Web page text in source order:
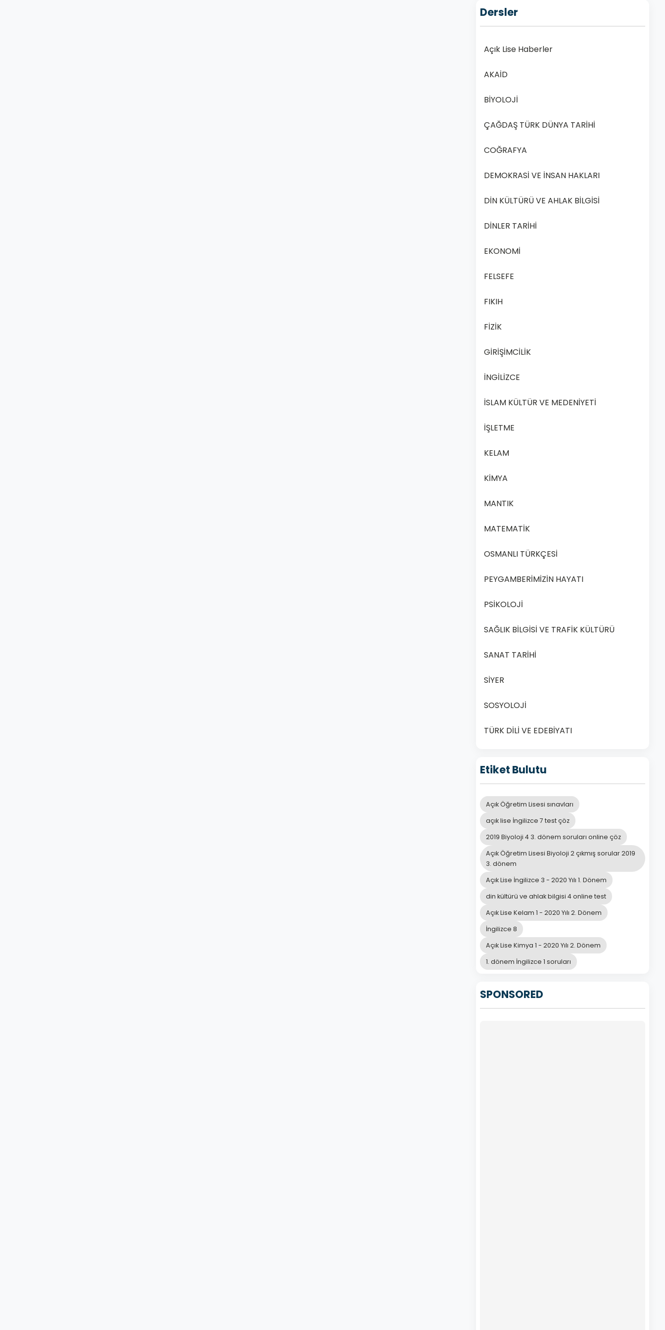
Dersler
Açık Lise Haberler
AKAİD
BİYOLOJİ
ÇAĞDAŞ TÜRK DÜNYA TARİHİ
COĞRAFYA
DEMOKRASİ VE İNSAN HAKLARI
DİN KÜLTÜRÜ VE AHLAK BİLGİSİ
DİNLER TARİHİ
EKONOMİ
FELSEFE
FIKIH
FİZİK
GİRİŞİMCİLİK
İNGİLİZCE
İSLAM KÜLTÜR VE MEDENİYETİ
İŞLETME
KELAM
KİMYA
MANTIK
MATEMATİK
OSMANLI TÜRKÇESİ
PEYGAMBERİMİZİN HAYATI
PSİKOLOJİ
SAĞLIK BİLGİSİ VE TRAFİK KÜLTÜRÜ
SANAT TARİHİ
SİYER
SOSYOLOJİ
TÜRK DİLİ VE EDEBİYATI
Etiket Bulutu
Açık Öğretim Lisesi sınavları
açık lise İngilizce 7 test çöz
2019 Biyoloji 4 3. dönem soruları online çöz
Açık Öğretim Lisesi Biyoloji 2 çıkmış sorular 2019
3. dönem
Açık Lise İngilizce 3 - 2020 Yılı 1. Dönem
din kültürü ve ahlak bilgisi 4 online test
Açık Lise Kelam 1 - 2020 Yılı 2. Dönem
İngilizce 8
Açık Lise Kimya 1 - 2020 Yılı 2. Dönem
1. dönem İngilizce 1 soruları
SPONSORED